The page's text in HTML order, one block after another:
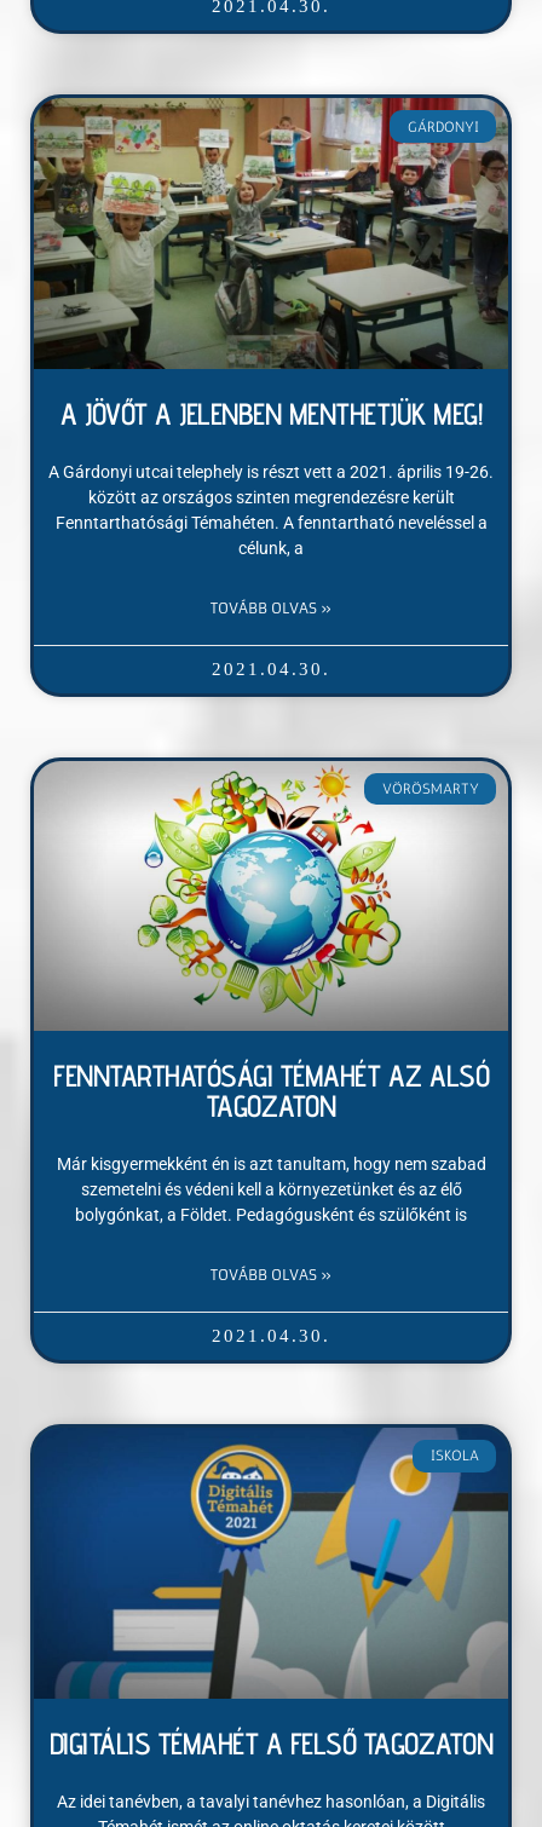
2021.04.30.
GÁRDONYI
A JÖVŐT A JELENBEN MENTHETJÜK MEG!
A Gárdonyi utcai telephely is részt vett a 2021. április 19-26.
között az országos szinten megrendezésre került
Fenntarthatósági Témahéten. A fenntartható neveléssel a
célunk, a
TOVÁBB OLVAS »
2021.04.30.
VÖRÖSMARTY
FENNTARTHATÓSÁGI TÉMAHÉT AZ ALSÓ
TAGOZATON
Már kisgyermekként én is azt tanultam, hogy nem szabad
szemetelni és védeni kell a környezetünket és az élő
bolygónkat, a Földet. Pedagógusként és szülőként is
TOVÁBB OLVAS »
2021.04.30.
ISKOLA
DIGITÁLIS TÉMAHÉT A FELSŐ TAGOZATON
Az idei tanévben, a tavalyi tanévhez hasonlóan, a Digitális